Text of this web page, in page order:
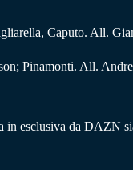
Caputo. All.
Pinamonti. All.
in esclusiva da